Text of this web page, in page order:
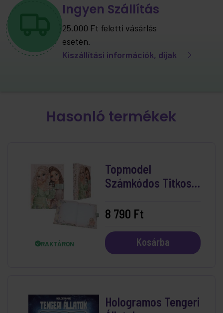
Ingyen Szállítás
25.000 Ft feletti vásárlás
esetén.
Kiszállítási információk, díjak
Hasonló termékek
RAKTÁRON
Topmodel
Számkódos Titkos
Feeling
8 790 Ft
Kosárba
Hologramos Tengeri